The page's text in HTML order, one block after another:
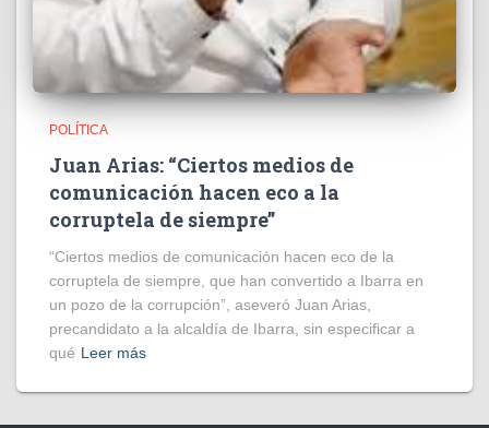
POLÍTICA
Juan Arias: “Ciertos medios de
comunicación hacen eco a la
corruptela de siempre”
“Ciertos medios de comunicación hacen eco de la
corruptela de siempre, que han convertido a Ibarra en
un pozo de la corrupción”, aseveró Juan Arias,
precandidato a la alcaldía de Ibarra, sin especificar a
qué Leer más